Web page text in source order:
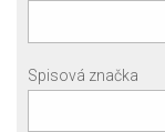
Spisová značka